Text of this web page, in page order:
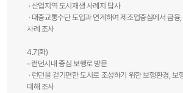
· 산업지역 도시재생 사례지 답사
· 대중교통수단 도입과 연계하여 제조업중심에서 금
사례 조사
4.7(화)
- 런던시내 중심 보행로 방문
· 런던을 걷기편한 도시로 조성하기 위한 보행환경, 보
대해 조사